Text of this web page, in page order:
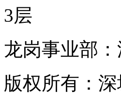
3层
龙岗事业部
版权所有：